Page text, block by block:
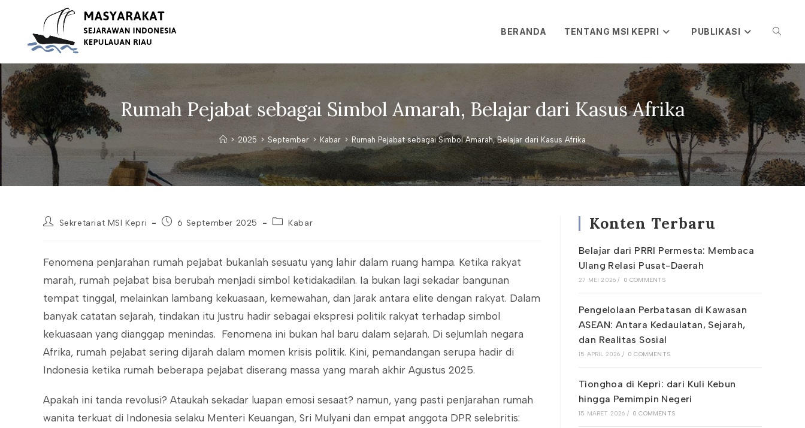
BERANDA TENTANG MSI KEPRI PUBLIKASI
SEARCH
Rumah Pejabat sebagai Simbol Amarah, Belajar dari Kasus Afrika
> 2025 > September > Kabar > Rumah Pejabat sebagai Simbol Amarah, Belajar dari Kasus Afrika
PostSekretariat MSI Kepri
Post6 September 2025
PostKabar
Fenomena penjarahan rumah pejabat bukanlah sesuatu yang lahir dalam ruang hampa. Ketika rakyat
marah, rumah pejabat bisa berubah menjadi simbol ketidakadilan. Ia bukan lagi sekadar bangunan
tempat tinggal, melainkan lambang kekuasaan, kemewahan, dan jarak antara elite dengan rakyat. Dalam
banyak catatan sejarah, tindakan itu justru hadir sebagai ekspresi politik rakyat terhadap simbol
kekuasaan yang dianggap menindas. Fenomena ini bukan hal baru dalam sejarah. Di sejumlah negara
Afrika, rumah pejabat sering dijarah dalam momen krisis politik. Kini, pemandangan serupa hadir di
Indonesia ketika rumah beberapa pejabat diserang massa yang marah akhir Agustus 2025.
Apakah ini tanda revolusi? Ataukah sekadar luapan emosi sesaat? namun, yang pasti penjarahan rumah
wanita terkuat di Indonesia selaku Menteri Keuangan, Sri Mulyani dan empat anggota DPR selebritis:
Konten Terbaru
Belajar dari PRRI Permesta: Membaca
Ulang Relasi Pusat-Daerah
27 MEI 2026 / 0 COMMENTS
Pengelolaan Perbatasan di Kawasan
ASEAN: Antara Kedaulatan, Sejarah,
dan Realitas Sosial
15 APRIL 2026 / 0 COMMENTS
Tionghoa di Kepri: dari Kuli Kebun
hingga Pemimpin Negeri
15 MARET 2026 / 0 COMMENTS